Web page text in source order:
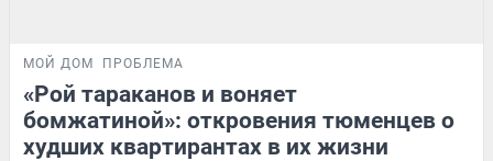
МОЙ ДОМ ПРОБЛЕМА
«Рой тараканов и воняет
бомжатиной»: откровения тюменцев о
худших квартирантах в их жизни